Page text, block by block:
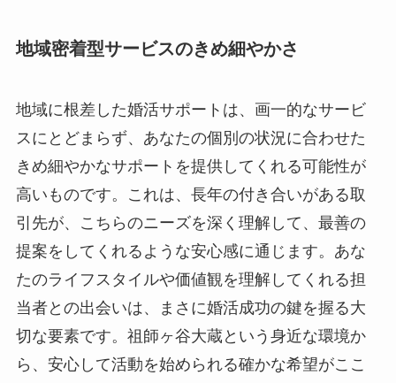
地域密着型サービスのきめ細やかさ
地域に根差した婚活サポートは、画一的なサービ
スにとどまらず、あなたの個別の状況に合わせた
きめ細やかなサポートを提供してくれる可能性が
高いものです。これは、長年の付き合いがある取
引先が、こちらのニーズを深く理解して、最善の
提案をしてくれるような安心感に通じます。あな
たのライフスタイルや価値観を理解してくれる担
当者との出会いは、まさに婚活成功の鍵を握る大
切な要素です。祖師ヶ谷大蔵という身近な環境か
ら、安心して活動を始められる確かな希望がここ